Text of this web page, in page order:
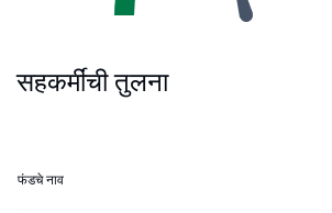
सहकर्मींची तुलना
फंडचे नाव